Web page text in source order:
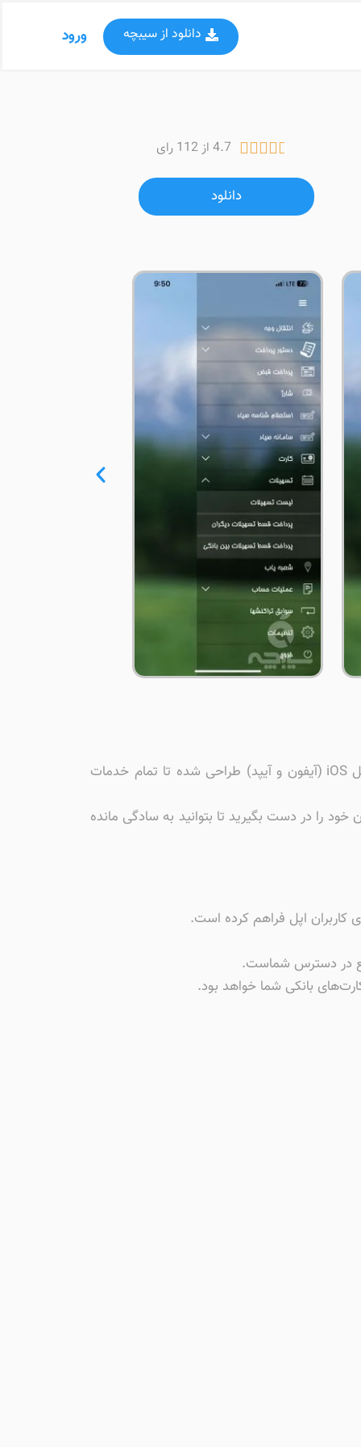
ورود دانلود از سیبچه
4.7 از 112 رای 
دانلود
همراه بانک نوران (Nooran) اپلیکیشن رسمی مؤسسه مالی و اعتباری نوران است که برای کاربران اپل و سیستم‌عامل iOS (آیفون و آیپد) طراحی شده تا تمام خدمات
را در دست بگیرید تا بتوانید به سادگی مانده
کاربران اپل فراهم کرده است.
در دسترس شماست.